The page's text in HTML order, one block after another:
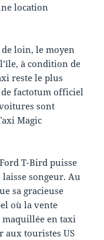
location
loin, le moyen
à condition de
reste le plus
factotum officiel
sont
Magic
T-Bird puisse
songeur. Au
sa gracieuse
où la vente
maquillée en taxi
aux touristes US